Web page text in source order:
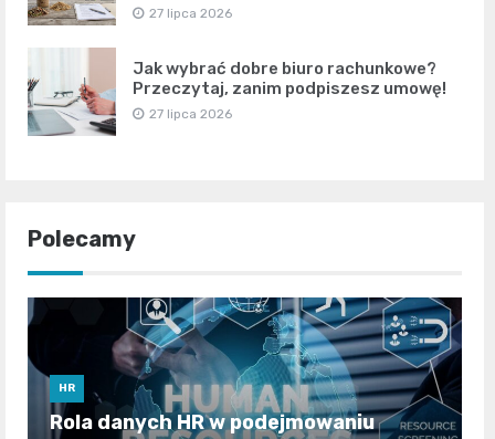
27 lipca 2026
Jak wybrać dobre biuro rachunkowe?
Przeczytaj, zanim podpiszesz umowę!
27 lipca 2026
Polecamy
HR
Rola danych HR w podejmowaniu